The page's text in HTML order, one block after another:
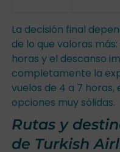
La decisión final
de lo que valoras
horas y el descanso
completamente la
vuelos de 4 a 7
opciones muy sólidas.
Rutas y
de Turkish